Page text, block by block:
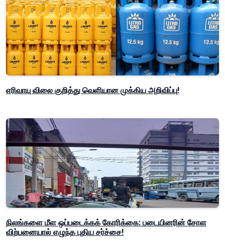
எரிவாயு விலை குறித்து வெளியான முக்கிய அறிவிப்பு!
நிலங்களை மீள ஒப்படைக்கக் கோரிக்கை: படையினரின் சோள
விற்பனையால் எழுந்த புதிய சர்ச்சை!